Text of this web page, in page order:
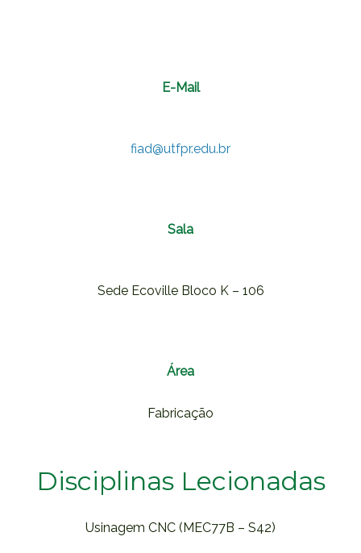
E-Mail
fiad@utfpr.edu.br
Sala
Sede Ecoville Bloco K – 106
Área
Fabricação
Disciplinas Lecionadas
Usinagem CNC (MEC77B – S42)